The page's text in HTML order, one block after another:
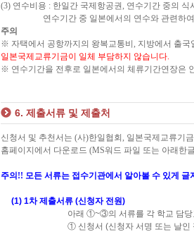
(3) 연수비용 : 한일간 국제항공권, 연수기간 중의
연수기간 중 일본에서의 연수와 관련하여 발
주의
※ 자택에서 공항까지의 왕복교통비, 지방에서 출국
일본국제교류기금이 일체 부담하지 않습니다.
※ 연수기간을 전후로 일본에서의 체류기간연장은
6. 제출서류 및 제출처
신청서 및 추천서는 (사)한일협회, 일본국제교류기
홈페이지에서 다운로드 (MS워드 파일 또는 아래한
주의!! 모든 서류는 접수기관에서 알아볼 수 있게 글
(1) 1차 제출서류 (신청자 전원)
아래 ①~③의 서류를 각 학교 담당
① 신청서 (신청자 서명 또는 날인